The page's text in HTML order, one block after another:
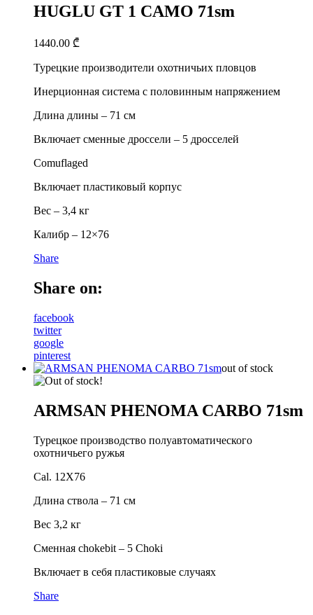
HUGLU GT 1 CAMO 71sm
1440.00 ₾
Турецкие производители охотничьих пловцов
Инерционная система с половинным напряжением
Длина длины – 71 см
Включает сменные дроссели – 5 дросселей
Comuflaged
Включает пластиковый корпус
Вес – 3,4 кг
Калибр – 12×76
Share
Share on:
facebook
twitter
google
pinterest
out of stock
ARMSAN PHENOMA CARBO 71sm
Турецкое производство полуавтоматического
охотничьего ружья
Cal. 12X76
Длина ствола – 71 см
Вес 3,2 кг
Сменная chokebit – 5 Choki
Включает в себя пластиковые случаях
Share